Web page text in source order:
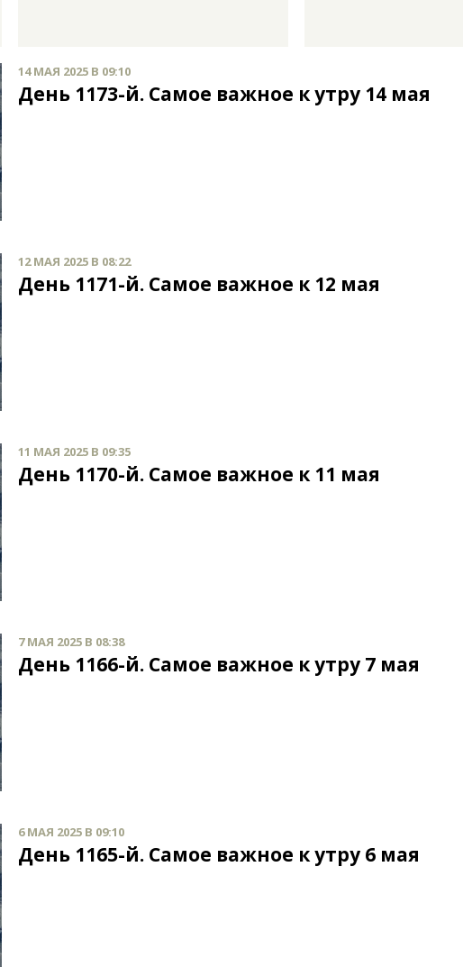
14 МАЯ 2025 В 09:10
День 1173-й. Самое важное к утру 14 мая
12 МАЯ 2025 В 08:22
День 1171-й. Самое важное к 12 мая
11 МАЯ 2025 В 09:35
День 1170-й. Самое важное к 11 мая
7 МАЯ 2025 В 08:38
День 1166-й. Самое важное к утру 7 мая
6 МАЯ 2025 В 09:10
День 1165-й. Самое важное к утру 6 мая